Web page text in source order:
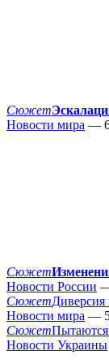
Сюжет
Новости мира — 6
Сюжет
Новости России —
СюжетДиверсия
Новости мира — 5
СюжетПытаются
Новости Украины